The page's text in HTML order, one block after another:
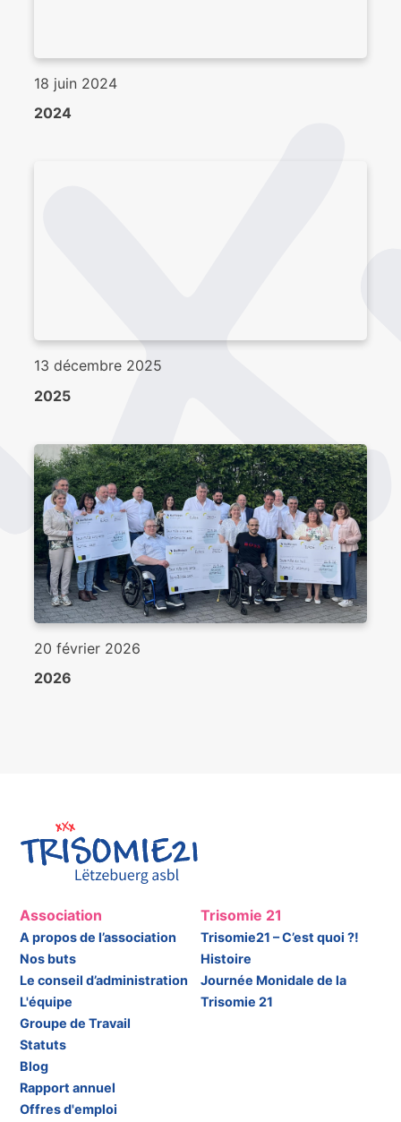
18 juin 2024
2024
13 décembre 2025
2025
20 février 2026
2026
Association
A propos de l’association
Nos buts
Le conseil d’administration
L'équipe
Groupe de Travail
Statuts
Blog
Rapport annuel
Offres d'emploi
Trisomie 21
Trisomie21 – C’est quoi ?!
Histoire
Journée Monidale de la
Trisomie 21